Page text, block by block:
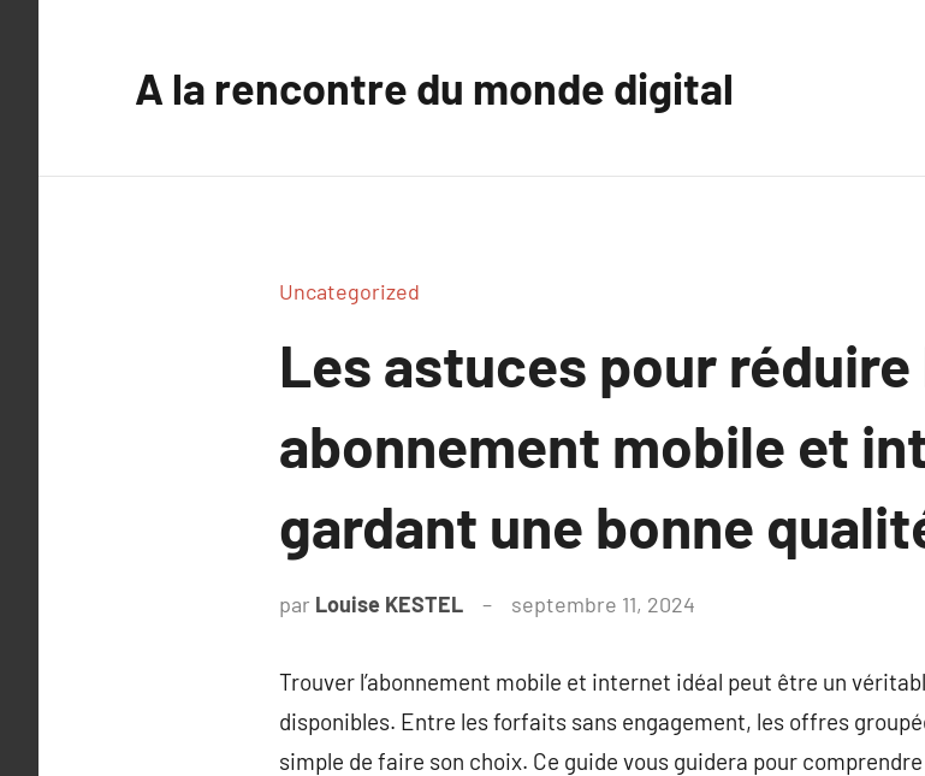
A la rencontre du monde digital
Uncategorized
Les astuces pour
abonnement mobile et
gardant une bonne
par Louise KESTEL septembre 11, 2024
Trouver l’abonnement mobile et internet idéal peut être un
disponibles. Entre les forfaits sans engagement, les offres
simple de faire son choix. Ce guide vous guidera pour